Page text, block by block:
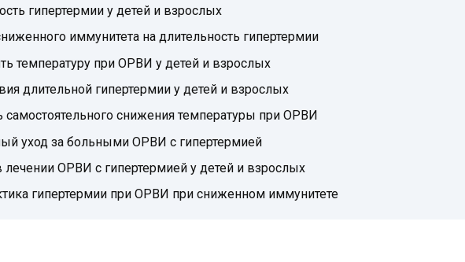
гипертермии у детей и взрослых
иммунитета на длительность гипертермии
температуру при ОРВИ у детей и взрослых
длительной гипертермии у детей и взрослых
самостоятельного снижения температуры при ОРВИ
уход за больными ОРВИ с гипертермией
лечении ОРВИ с гипертермией у детей и взрослых
гипертермии при ОРВИ при сниженном иммунитете